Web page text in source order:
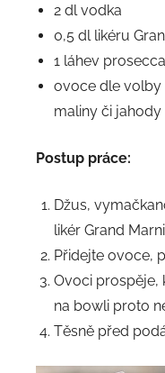
2 dl vodka
0,5 dl likéru
1 láhev prosecca
ovoce dle volby
maliny či jahody
Postup práce:
Džus,
likér Grand
Přidejte ovoce,
Ovoci prospěje,
na bowli proto
Těsně před